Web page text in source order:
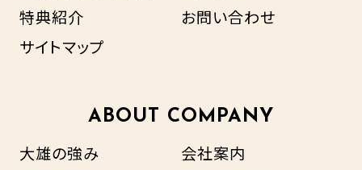
特典紹介
お問い合わせ
サイトマップ
ABOUT COMPANY
大雄の強み
会社案内